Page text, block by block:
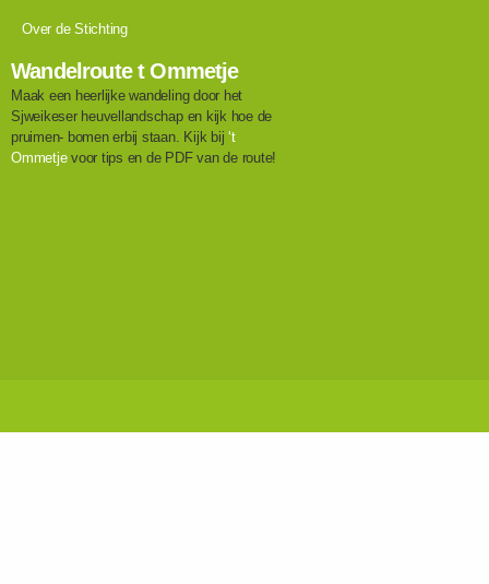
Over de Stichting
Wandelroute t Ommetje
Maak een heerlijke wandeling door het
Sjweikeser heuvellandschap en kijk hoe de
pruimen- bomen erbij staan. Kijk bij‘t
Ommetjevoor tips en de PDF van de route!